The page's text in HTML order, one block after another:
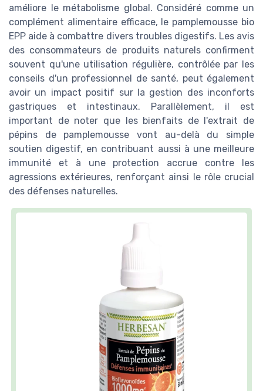
améliore le métabolisme global. Considéré comme un
complément alimentaire efficace, le pamplemousse bio
EPP aide à combattre divers troubles digestifs. Les avis
des consommateurs de produits naturels confirment
souvent qu'une utilisation régulière, contrôlée par les
conseils d'un professionnel de santé, peut également
avoir un impact positif sur la gestion des inconforts
gastriques et intestinaux. Parallèlement, il est
important de noter que les bienfaits de l'extrait de
pépins de pamplemousse vont au-delà du simple
soutien digestif, en contribuant aussi à une meilleure
immunité et à une protection accrue contre les
agressions extérieures, renforçant ainsi le rôle crucial
des défenses naturelles.